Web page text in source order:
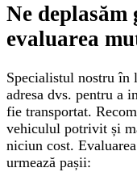
Ne
evaluarea
Specialistul nostru în
adresa dvs. pentru a
fie transportat.
vehiculul potrivit și
niciun cost.
urmează pașii: